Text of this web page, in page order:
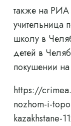
также на РИА
учительница
школу в
детей в
покушении на
https://
nozhom-i-
kazakhstane-